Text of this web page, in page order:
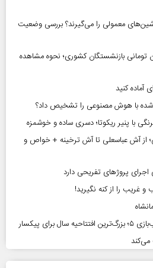
معمولی را می‌گیرند؟ بررسی وضعیت
ضروری ۷۵ میلیون تومانی بازنشستگان کشوری؛ نحوه مشاهده
با هوش مصنوعی را تشخیص داد؟
با پنیر ریکوتا؛ دسری ساده و خوشمزه
از آش عباسعلی تا آش ترخینه + خواص و
اجرای پروژهای تفریحی دارد
غریب را از کنه نگیرید!
پیکسار
می‌کند